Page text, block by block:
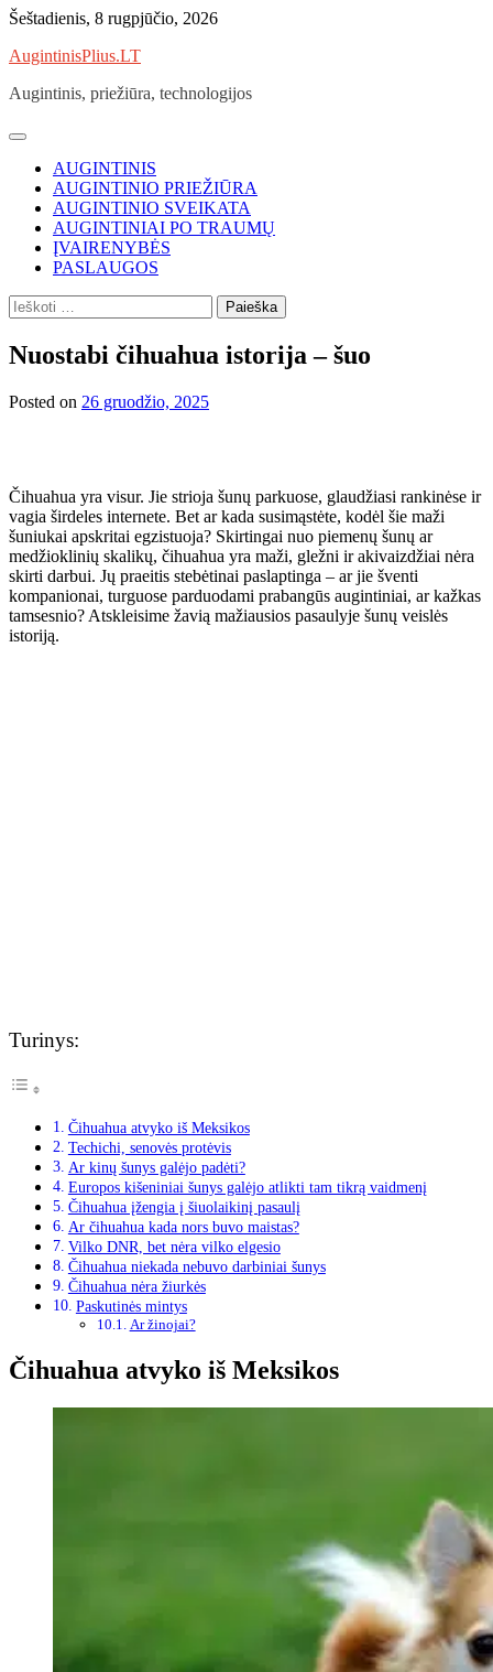
Skip
content
Šeštadienis, 8 rugpjūčio, 2026
AugintinisPlius.LT
Augintinis, priežiūra, technologijos
AUGINTINIS
AUGINTINIO PRIEŽIŪRA
AUGINTINIO SVEIKATA
AUGINTINIAI PO TRAUMŲ
ĮVAIRENYBĖS
PASLAUGOS
Ieškoti:
Nuostabi čihuahua istorija – šuo
Posted on 26 gruodžio, 2025
Čihuahua yra visur. Jie strioja šunų parkuose, glaudžiasi rankinėse ir
vagia širdeles internete. Bet ar kada susimąstėte, kodėl šie maži
šuniukai apskritai egzistuoja? Skirtingai nuo piemenų šunų ar
medžioklinių skalikų, čihuahua yra maži, gležni ir akivaizdžiai nėra
skirti darbui. Jų praeitis stebėtinai paslaptinga – ar jie šventi
kompanionai, turguose parduodami prabangūs augintiniai, ar kažkas
tamsesnio? Atskleisime žavią mažiausios pasaulyje šunų veislės
istoriją.
Turinys:
Čihuahua atvyko iš Meksikos
Techichi, senovės protėvis
Ar kinų šunys galėjo padėti?
Europos kišeniniai šunys galėjo atlikti tam tikrą vaidmenį
Čihuahua įžengia į šiuolaikinį pasaulį
Ar čihuahua kada nors buvo maistas?
Vilko DNR, bet nėra vilko elgesio
Čihuahua niekada nebuvo darbiniai šunys
Čihuahua nėra žiurkės
Paskutinės mintys
Ar žinojai?
Čihuahua atvyko iš Meksikos